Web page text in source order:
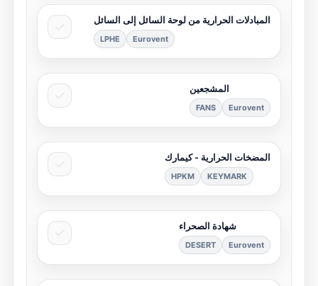
المبادلات الحرارية من لوحة السائل إلى السائل
Eurovent
LPHE
المشجعين
Eurovent
FANS
المضخات الحرارية - كيمارك
KEYMARK
HPKM
شهادة الصحراء
Eurovent
DESERT